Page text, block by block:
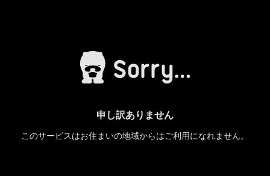
申し訳ありません
このサービスはお住まいの地域からはご利用になれません。